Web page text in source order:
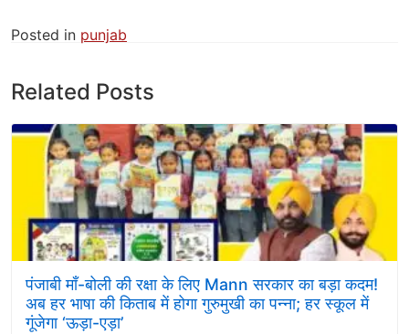
Posted in punjab
Related Posts
पंजाबी माँ-बोली की रक्षा के लिए Mann सरकार का बड़ा कदम!
अब हर भाषा की किताब में होगा गुरुमुखी का पन्ना; हर स्कूल में
गूंजेगा ‘ऊड़ा-एड़ा’